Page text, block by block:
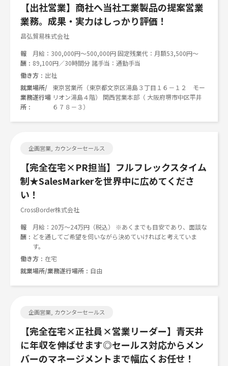
【出社営業】商社へ当社工業製品の提案営業
業務。成果・実力はしっかり評価！
昌弘貿易株式会社
報
酬
月給：300,000円～500,000円 固定残業代：月額53,500円～
89,100円／30時間分 諸手当：通勤手当
働き方
出社
就業場所/
業務遂行場
所
東京営業所（東京都文京区湯島３丁目１６－１２ モー
リオン湯島４階） 関西営業本部（ 大阪府堺市中区平井
６７８－３）
企画営業, カウンターセールス
【完全在宅×PR担当】フルフレックスタイム
制★SalesMarkerを世界中に広めてくださ
い！
CrossBorder株式会社
報
酬
月給：20万〜24万円（税込） ※あくまでも目安であり、面談な
どを通してご希望を伺いながら決めていければと考えていま
す。
働き方
在宅
就業場所/業務遂行場所
自由
企画営業, カウンターセールス
【完全在宅×正社員×営業リーダー】青天井
に年収を伸ばせます◎セールス対応からメン
バーのマネージメントまで幅広くお任せ！